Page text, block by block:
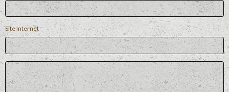
Site Internet